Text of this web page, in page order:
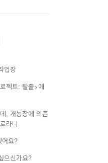
업장
젝트: 탈출>에
, 개농장에 의존
라니
어요?
으신가요?